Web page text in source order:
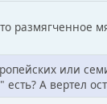
размягченное
или
А вертел